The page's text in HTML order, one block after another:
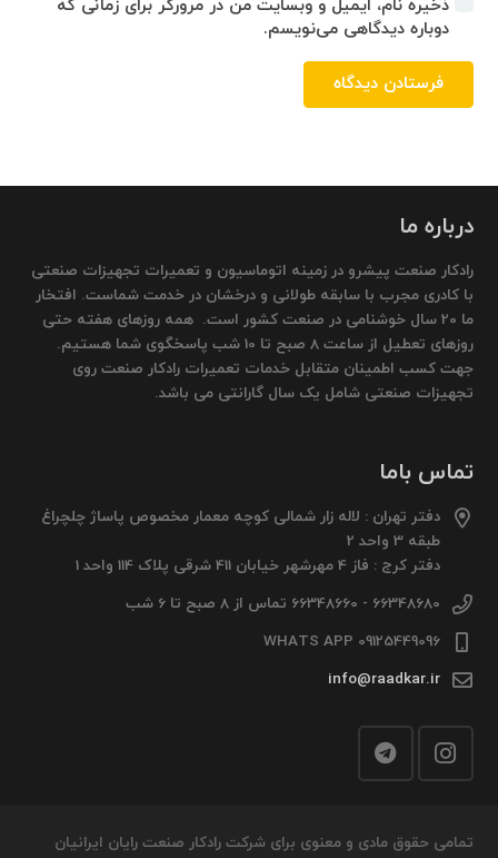
ذخیره نام، ایمیل و وبسایت من در مرورگر برای زمانی که
دوباره دیدگاهی می‌نویسم.
فرستادن دیدگاه
درباره ما
رادکار صنعت پیشرو در زمینه اتوماسیون و تعمیرات تجهیزات صنعتی
با کادری مجرب با سابقه طولانی و درخشان در خدمت شماست. افتخار
ما 20 سال خوشنامی در صنعت کشور است. همه روزهای هفته حتی
روزهای تعطیل از ساعت 8 صبح تا 10 شب پاسخگوی شما هستیم.
جهت کسب اطمینان متقابل خدمات تعمیرات رادکار صنعت روی
تجهیزات صنعتی شامل یک سال گارانتی می باشد.
تماس باما
دفتر تهران : لاله زار شمالی کوچه معمار مخصوص پاساژ چلچراغ
طبقه 3 واحد 2
دفتر کرج : فاز 4 مهرشهر خیابان 411 شرقی پلاک 114 واحد 1
66348680 - 66348660 تماس از 8 صبح تا 6 شب
09125449096 WHATS APP
info@raadkar.ir
تمامی حقوق مادی و معنوی برای شرکت رادکار صنعت رایان ایرانیان